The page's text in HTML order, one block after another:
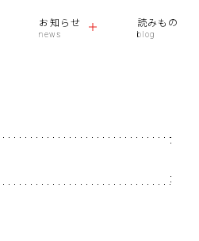
お知らせ 読みもの